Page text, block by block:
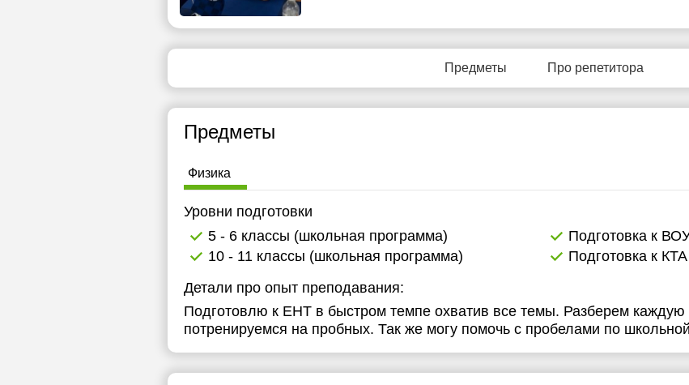
Предметы Про репетитора
Предметы
Физика
Уровни подготовки
5 - 6 классы (школьная программа)
Подготовка к
10 - 11 классы (школьная программа)
Подготовка к КТА
Детали про опыт преподавания:
Подготовлю к ЕНТ в быстром темпе охватив все темы. Разберем каждую
потренируемся на пробных. Так же могу помочь с пробелами по
вс
9
10
11
12
13
свободных
свободных
Нет
свободных
Нет
свободных
Нет
свободных